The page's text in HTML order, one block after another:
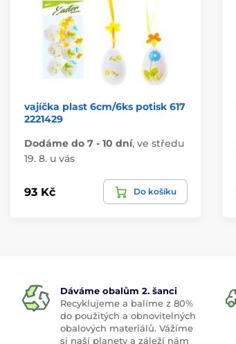
vajíčka plast 6cm/6ks potisk 617
2221429
Dodáme do 7 - 10 dní, ve středu
19. 8. u vás
93 Kč Do košíku
Dáváme obalům 2. šanci
Recyklujeme a balíme z 80%
do použitých a obnovitelných
obalových materiálů. Vážíme
si naší planety a záleží nám